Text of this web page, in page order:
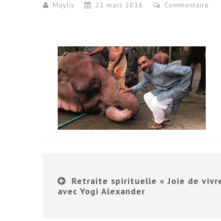
Maÿlis 21 mars 2016 Commentaire
Retraite spirituelle « Joie de
avec Yogi Alexander